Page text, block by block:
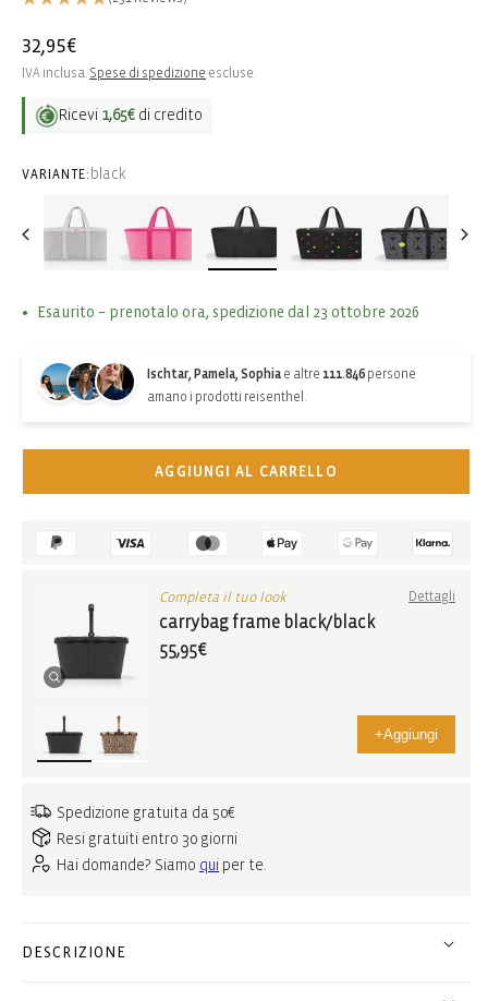
Prezzo
di
listino
32,95€
IVA inclusa. Spese di spedizione escluse.
Ricevi 1,65€ di credito
VARIANTE: black
Esaurito – prenotalo ora, spedizione dal 23 ottobre 2026
Ischtar, Pamela, Sophia e altre 111.846 persone
amano i prodotti reisenthel.
AGGIUNGI AL CARRELLO
Completa il tuo look Dettagli
carrybag frame black/black
55,95€
+Aggiungi
Spedizione gratuita da 50€
Resi gratuiti entro 30 giorni
Hai domande? Siamo qui per te.
DESCRIZIONE